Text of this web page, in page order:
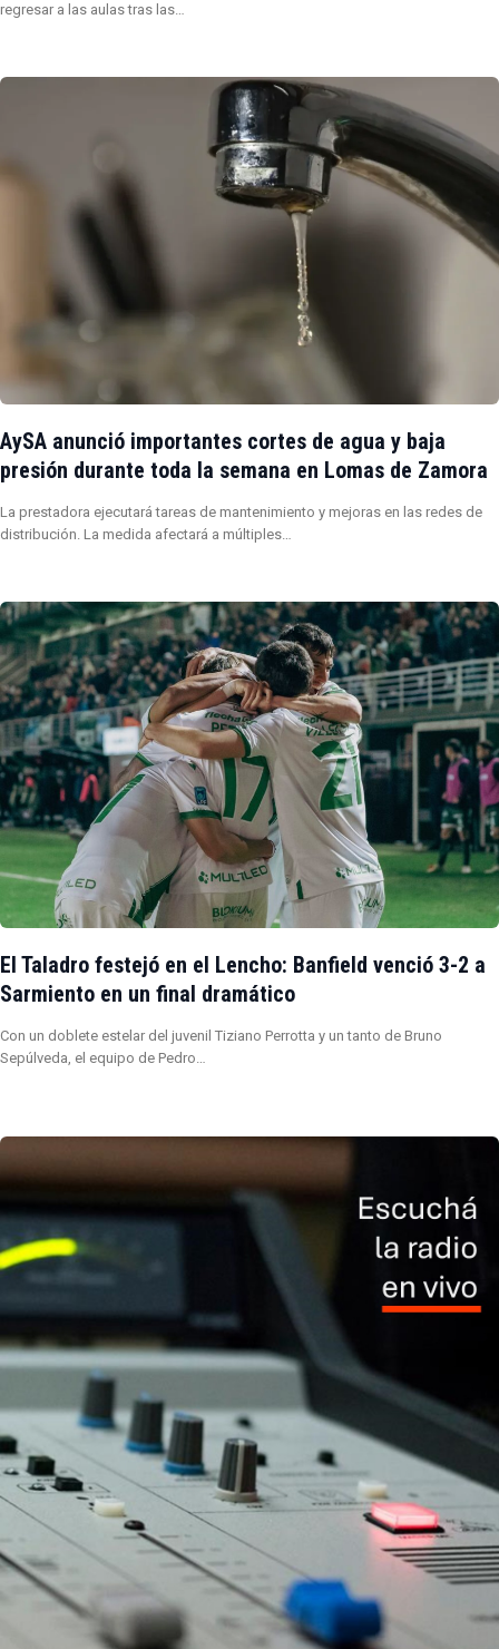
regresar a las aulas tras las…
AySA anunció importantes cortes de agua y baja
presión durante toda la semana en Lomas de Zamora
La prestadora ejecutará tareas de mantenimiento y mejoras en las redes de
distribución. La medida afectará a múltiples…
El Taladro festejó en el Lencho: Banfield venció 3-2 a
Sarmiento en un final dramático
Con un doblete estelar del juvenil Tiziano Perrotta y un tanto de Bruno
Sepúlveda, el equipo de Pedro…